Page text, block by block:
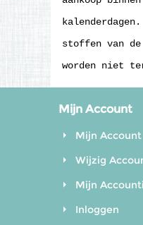
kalenderdagen.
stoffen van
worden niet
Mijn Account
Mijn Account
Wijzig
Mijn
Inloggen